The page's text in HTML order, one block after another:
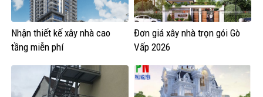
Nhận thiết kế xây nhà cao
tầng miễn phí
Đơn giá xây nhà trọn gói Gò
Vấp 2026